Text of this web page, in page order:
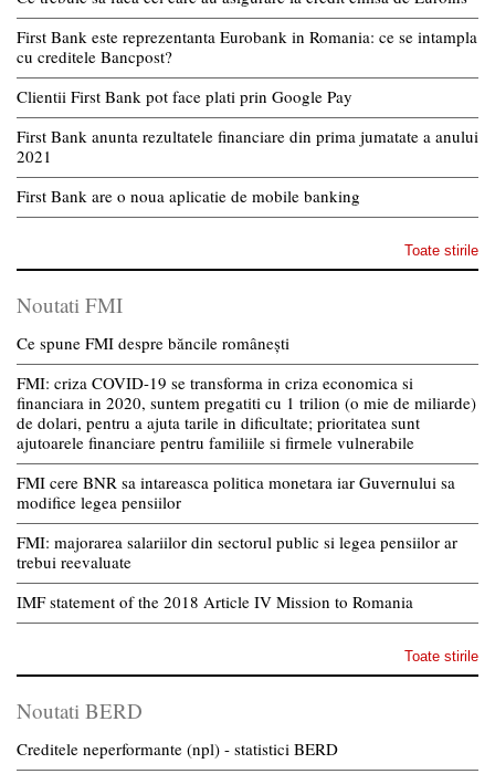
First Bank este reprezentanta Eurobank in Romania: ce se intampla
cu creditele Bancpost?
Clientii First Bank pot face plati prin Google Pay
First Bank anunta rezultatele financiare din prima jumatate a anului
2021
First Bank are o noua aplicatie de mobile banking
Toate stirile
Noutati FMI
Ce spune FMI despre băncile românești
FMI: criza COVID-19 se transforma in criza economica si
financiara in 2020, suntem pregatiti cu 1 trilion (o mie de miliarde)
de dolari, pentru a ajuta tarile in dificultate; prioritatea sunt
ajutoarele financiare pentru familiile si firmele vulnerabile
FMI cere BNR sa intareasca politica monetara iar Guvernului sa
modifice legea pensiilor
FMI: majorarea salariilor din sectorul public si legea pensiilor ar
trebui reevaluate
IMF statement of the 2018 Article IV Mission to Romania
Toate stirile
Noutati BERD
Creditele neperformante (npl) - statistici BERD